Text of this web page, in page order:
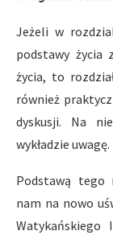
Jeżeli w
podstawy
życia, to
również
dyskusji. Na
wykładzie uwagę.
Podstawą tego
nam na nowo